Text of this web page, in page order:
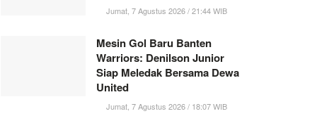
Jumat, 7 Agustus 2026 / 21:44 WIB
Mesin Gol Baru Banten
Warriors: Denilson Junior
Siap Meledak Bersama Dewa
United
Jumat, 7 Agustus 2026 / 18:07 WIB